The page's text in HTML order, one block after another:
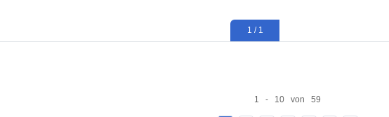
1 / 1
1 - 10 von 59